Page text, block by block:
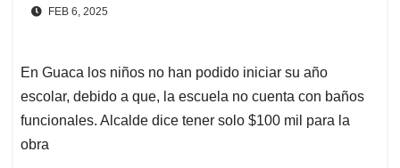
FEB 6, 2025
En Guaca los niños no han podido iniciar su año
escolar, debido a que, la escuela no cuenta con baños
funcionales. Alcalde dice tener solo $100 mil para la
obra